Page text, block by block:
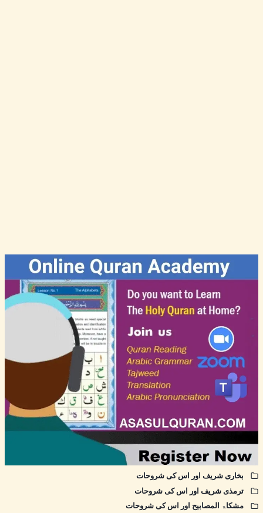
بخاری شریف اور اس کی شروحات
ترمذی شریف اور اس کی شروحات
مشکاۃ المصابیح اور اس کی شروحات